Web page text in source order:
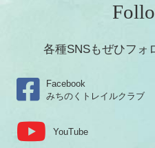
各種SNSもぜひフォ
Facebook
みちのくトレイルクラブ
YouTube